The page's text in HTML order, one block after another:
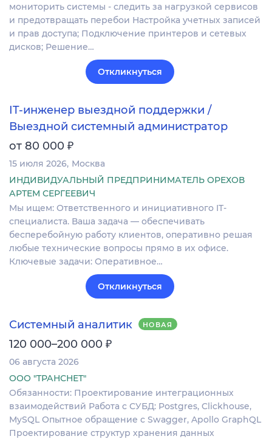
мониторить системы - следить за нагрузкой сервисов
и предотвращать перебои Настройка учетных записей
и прав доступа; Подключение принтеров и сетевых
дисков; Решение…
Откликнуться
IT-инженер выездной поддержки /
Выездной системный администратор
от 80 000 ₽
15 июля 2026 Москва
ИНДИВИДУАЛЬНЫЙ ПРЕДПРИНИМАТЕЛЬ ОРЕХОВ
АРТЕМ СЕРГЕЕВИЧ
Мы ищем: Ответственного и инициативного IT-
специалиста. Ваша задача — обеспечивать
бесперебойную работу клиентов, оперативно решая
любые технические вопросы прямо в их офисе.
Ключевые задачи: Оперативное…
Откликнуться
Системный аналитик НОВАЯ
120 000–200 000 ₽
06 августа 2026
ООО "ТРАНСНЕТ"
Обязанности: Проектирование интеграционных
взаимодействий Работа с СУБД: Postgres, Clickhouse,
MySQL Опытное обращение с Swagger, Apollo GraphQL
Проектирование структур хранения данных